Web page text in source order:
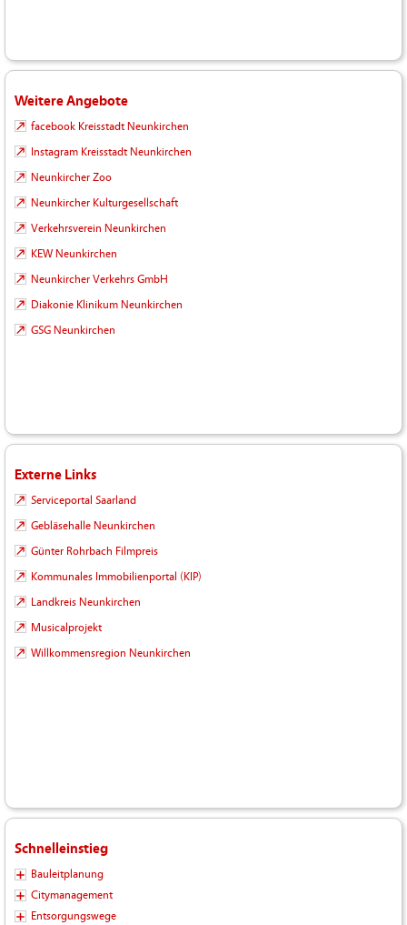
Weitere Angebote
facebook Kreisstadt Neunkirchen
Instagram Kreisstadt Neunkirchen
Neunkircher Zoo
Neunkircher Kulturgesellschaft
Verkehrsverein Neunkirchen
KEW Neunkirchen
Neunkircher Verkehrs GmbH
Diakonie Klinikum Neunkirchen
GSG Neunkirchen
Externe Links
Serviceportal Saarland
Gebläsehalle Neunkirchen
Günter Rohrbach Filmpreis
Kommunales Immobilienportal (KIP)
Landkreis Neunkirchen
Musicalprojekt
Willkommensregion Neunkirchen
Schnelleinstieg
Bauleitplanung
Citymanagement
Entsorgungswege